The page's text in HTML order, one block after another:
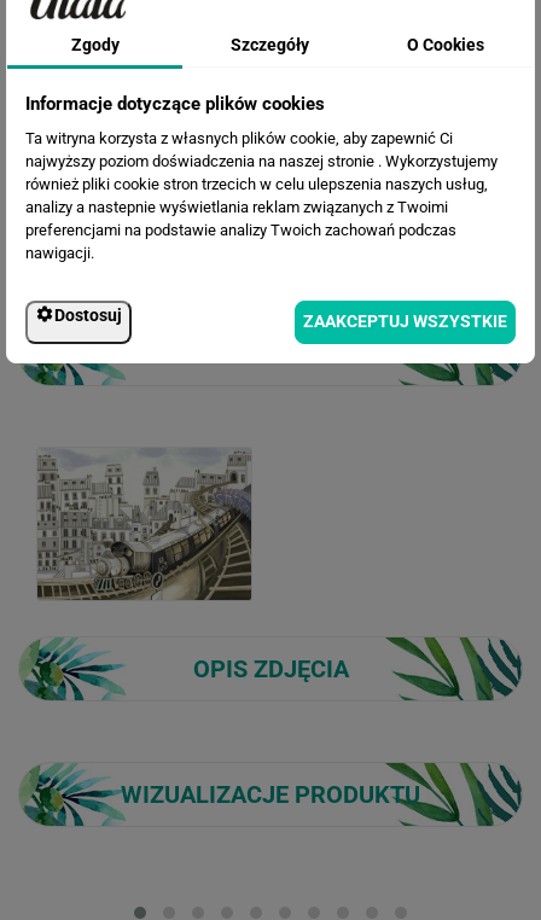
Cena przed rabatem:
Cena po rabacie:
WERSJE KOLORYSTYCZNE
OPIS ZDJĘCIA
WIZUALIZACJE PRODUKTU
Zgody Szczegóły O Cookies
Informacje dotyczące plików cookies
Ta witryna korzysta z własnych plików cookie, aby zapewnić Ci
najwyższy poziom doświadczenia na naszej stronie . Wykorzystujemy
również pliki cookie stron trzecich w celu ulepszenia naszych usług,
analizy a nastepnie wyświetlania reklam związanych z Twoimi
preferencjami na podstawie analizy Twoich zachowań podczas
nawigacji.
Dostosuj ZAAKCEPTUJ WSZYSTKIE